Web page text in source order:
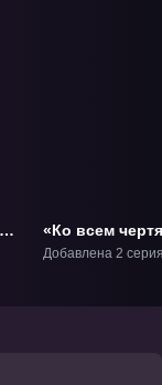
«Ко всем
ОВА-1
Добавлена 2